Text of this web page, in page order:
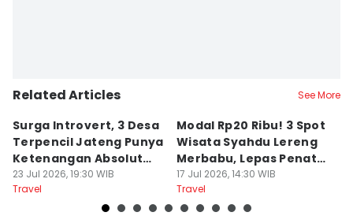
Related Articles See More
Surga Introvert, 3 Desa
Terpencil Jateng Punya
Ketenangan Absolut
Untuk Disconect
23 Jul 2026, 19:30 WIB
Travel
Modal Rp20 Ribu! 3 Spot
Wisata Syahdu Lereng
Merbabu, Lepas Penat
akhir Pekan!
17 Jul 2026, 14:30 WIB
Travel